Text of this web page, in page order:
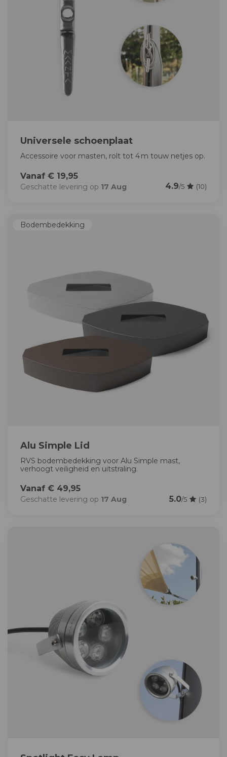
Universele schoenplaat
Accessoire voor masten, rolt tot 4 m touw netjes op.
Vanaf € 19,95
Geschatte levering op 17 Aug 4.9/5 (10)
Bodembedekking
Alu Simple Lid
RVS bodembedekking voor Alu Simple mast,
verhoogt veiligheid en uitstraling.
Vanaf € 49,95
Geschatte levering op 17 Aug 5.0/5 (3)